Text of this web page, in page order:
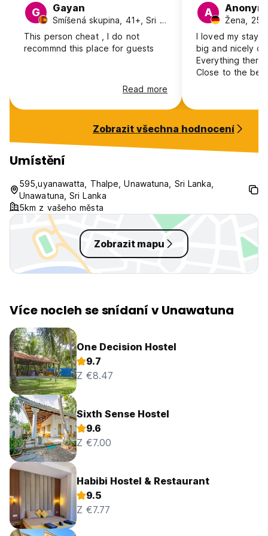
G Gayan
Smíšená skupina, 41+, Sri Lanka
This person cheat , I do not
recommnd this place for guests
Read more
A
Žena, 25-
I loved my stay
big and nicely
Everything there
Close to the
multiple times, I
friendly and
Zobrazit všechna hodnocení
Umístění
595,uyanawatta, Thalpe, Unawatuna, Sri Lanka,
Unawatuna, Sri Lanka
5km z vašeho města
Zobrazit mapu
Více nocleh se snídaní v Unawatuna
One Decision Hostel
9.7
Z €8.47
Sixth Sense Hostel
9.6
Z €7.00
Habibi Hostel & Restaurant
9.5
Z €7.77